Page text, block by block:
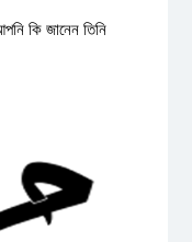
কি জানেন তিনি